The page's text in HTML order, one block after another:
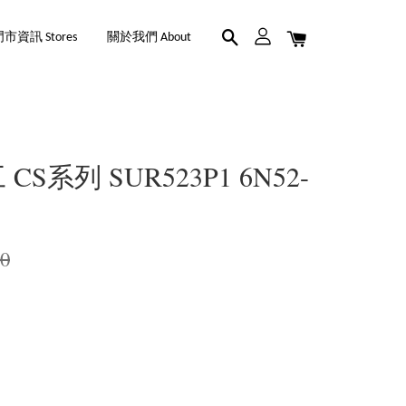
市資訊 Stores 關於我們 About
系列 SUR523P1 6N52-